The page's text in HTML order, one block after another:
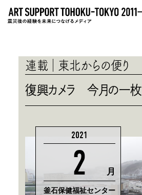
ひとびと
ABOUT
わたしたちについて
連載
東北からの便り
復興カメラ 今月の一枚
2021
2 月
釜石保健福祉センター